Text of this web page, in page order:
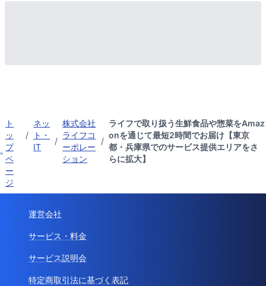
ト
ッ
プ
ペ
ー
ジ
/
ネッ
ト・
IT
/
株式会社
ライフコ
ーポレー
ション
/
ライフで取り扱う生鮮食品や惣菜をAmaz
onを通じて最短2時間でお届け【東京
都・兵庫県でのサービス提供エリアをさ
らに拡大】
運営会社
サービス・料金
サービス説明会
特定商取引法に基づく表記